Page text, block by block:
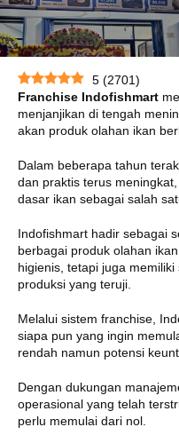
5 (2701)
Franchise Indofishmart
menjanjikan di tengah
akan produk olahan ikan
Dalam beberapa tahun
dan praktis terus
dasar ikan sebagai salah
Indofishmart hadir sebagai
berbagai produk olahan
higienis, tetapi juga
produksi yang teruji.
Melalui sistem franchise,
siapa pun yang ingin
rendah namun potensi
Dengan dukungan
operasional yang telah
perlu memulai dari nol.